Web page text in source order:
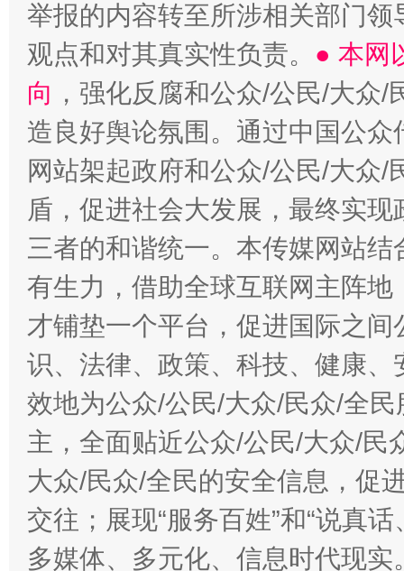
举报的内容转至所涉相关部门
观点和对其真实性负责。 ● 本网
向 ，强化反腐和公众/公民/大众
造良好舆论氛围。通过中国公
网站架起政府和公众/公民/大众
盾，促进社会大发展，最终实
三者的和谐统一。本传媒网站
有生力，借助全球互联网主阵
才铺垫一个平台，促进国际之
识、法律、政策、科技、健康
效地为公众/公民/大众/民众/全
主，全面贴近公众/公民/大众/民
大众/民众/全民的安全信息，促
交往；展现“服务百姓”和“说真
多媒体、多元化、信息时代现实